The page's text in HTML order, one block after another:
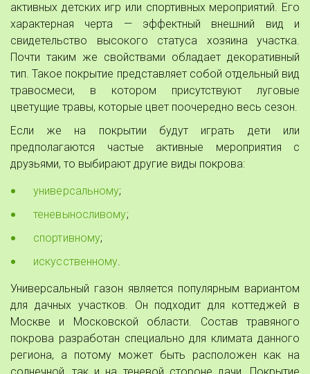
активных детских игр или спортивных мероприятий. Его
характерная черта — эффектный внешний вид и
свидетельство высокого статуса хозяина участка.
Почти таким же свойствами обладает декоративный
тип. Такое покрытие представляет собой отдельный вид
травосмеси, в котором присутствуют луговые
цветущие травы, которые цвет поочередно весь сезон.
Если же на покрытии будут играть дети или
предполагаются частые активные мероприятия с
друзьями, то выбирают другие виды покрова:
универсальному;
теневыносливому;
спортивному;
искусственному.
Универсальный газон является популярным вариантом
для дачных участков. Он подходит для коттеджей в
Москве и Московской области. Состав травяного
покрова разработан специально для климата данного
региона, а потому может быть расположен как на